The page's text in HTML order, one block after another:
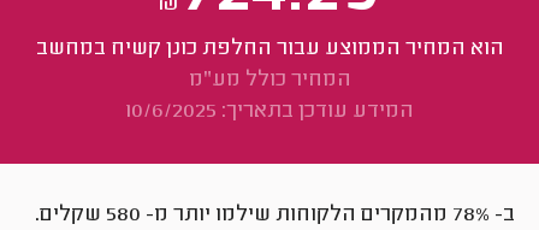
₪
הוא המחיר הממוצע עבור החלפת כונן קשיח במחשב
המחיר כולל מע"מ
המידע עודכן בתאריך: 10/6/2025
ב- 78% מהמקרים הלקוחות שילמו יותר מ- 580 שקלים.